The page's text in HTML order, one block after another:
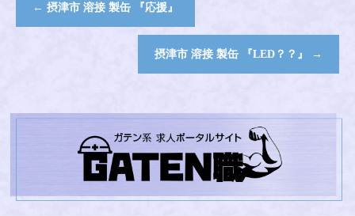
← 摂津市 溶接 製缶 『応援』
摂津市 溶接 製缶 『LED？？』 →